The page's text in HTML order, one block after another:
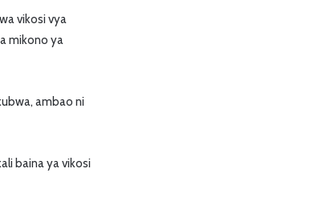
vikosi vya
mikono ya
ambao ni
baina ya vikosi